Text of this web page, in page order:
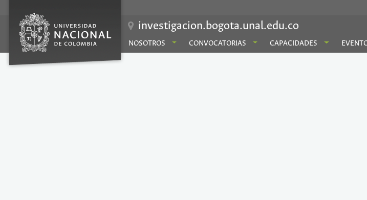
investigacion.bogota.unal.edu.co
NOSOTROS CONVOCATORIAS CAPACIDADES